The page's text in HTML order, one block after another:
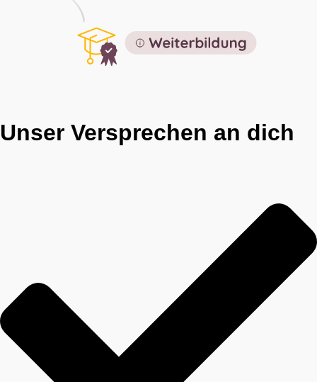
Unser Versprechen an dich